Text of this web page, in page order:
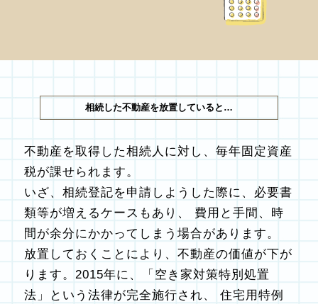
相続した不動産を放置していると…
不動産を取得した相続人に対し、毎年固定資産
税が課せられます。
いざ、相続登記を申請しようした際に、必要書
類等が増えるケースもあり、 費用と手間、時
間が余分にかかってしまう場合があります。
放置しておくことにより、不動産の価値が下が
ります。2015年に、「空き家対策特別処置
法」という法律が完全施行され、 住宅用特例